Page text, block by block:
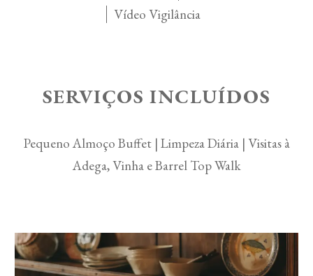
Vídeo Vigilância
SERVIÇOS INCLUÍDOS
Pequeno Almoço Buffet | Limpeza Diária | Visitas à
Adega, Vinha e Barrel Top Walk